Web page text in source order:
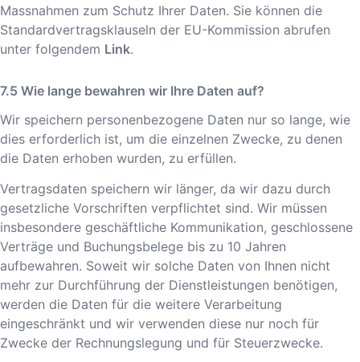
Massnahmen zum Schutz Ihrer Daten. Sie können die
Standardvertragsklauseln der EU-Kommission abrufen
unter folgendem Link.
Wie lange bewahren wir Ihre Daten auf?
Wir speichern personenbezogene Daten nur so lange, wie
dies erforderlich ist, um die einzelnen Zwecke, zu denen
die Daten erhoben wurden, zu erfüllen.
Vertragsdaten speichern wir länger, da wir dazu durch
gesetzliche Vorschriften verpflichtet sind. Wir müssen
insbesondere geschäftliche Kommunikation, geschlossene
Verträge und Buchungsbelege bis zu 10 Jahren
aufbewahren. Soweit wir solche Daten von Ihnen nicht
mehr zur Durchführung der Dienstleistungen benötigen,
werden die Daten für die weitere Verarbeitung
eingeschränkt und wir verwenden diese nur noch für
Zwecke der Rechnungslegung und für Steuerzwecke.